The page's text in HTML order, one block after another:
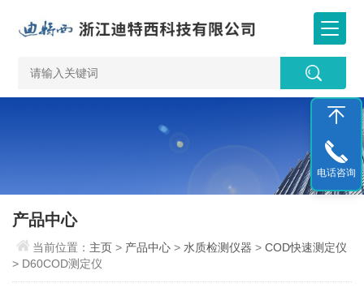
产品中心
当前位置： 主页> 产品中心 >水质检测仪器 >COD快速测定仪
> D60COD测定仪
电话咨询